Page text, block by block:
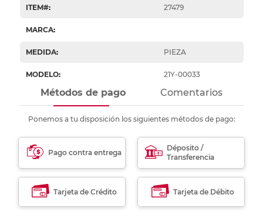
ITEM#: 27479
MARCA:
MEDIDA: PIEZA
MODELO: 21Y-00033
Métodos de pago Comentarios
Ponemos a tu disposición los siguientes métodos de pago:
Pago contra entrega
Déposito /
Transferencia
Tarjeta de Crédito Tarjeta de Débito